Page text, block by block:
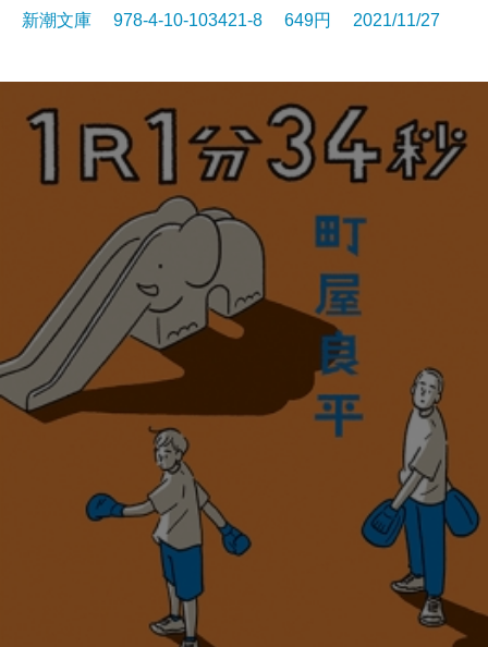
新潮文庫 978-4-10-103421-8 649円 2021/11/27